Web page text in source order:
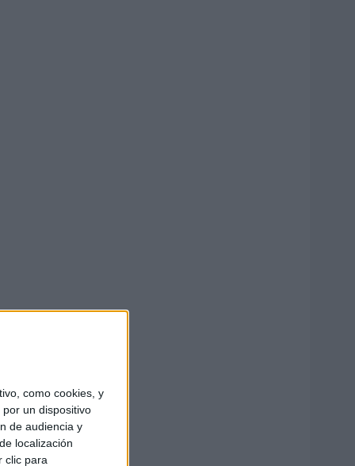
como cookies, y
un dispositivo
de audiencia y
localización
clic para